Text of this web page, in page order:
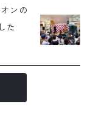
ンの
た